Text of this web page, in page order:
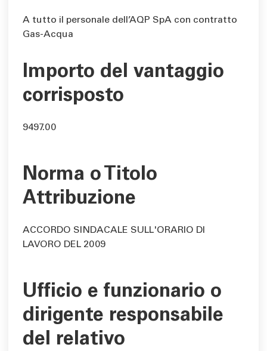
A tutto il personale dell’AQP SpA con contratto
Gas-Acqua
Importo del vantaggio
corrisposto
9497.00
Norma o Titolo
Attribuzione
ACCORDO SINDACALE SULL'ORARIO DI
LAVORO DEL 2009
Ufficio e funzionario o
dirigente responsabile
del relativo